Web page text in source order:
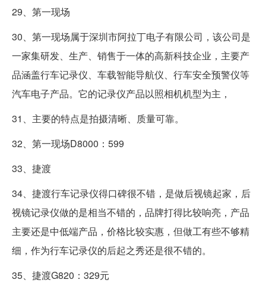
29、第一现场
30、第一现场属于深圳市阿拉丁电子有限公司，该公司是
一家集研发、生产、销售于一体的高新科技企业，主要产
品涵盖行车记录仪、车载智能导航仪、行车安全预警仪等
汽车电子产品。它的记录仪产品以照相机机型为主，
31、主要的特点是拍摄清晰、质量可靠。
32、第一现场D8000：599
33、捷渡
34、捷渡行车记录仪得口碑很不错，是做后视镜起家，后
视镜记录仪做的是相当不错的，品牌打得比较响亮，产品
主要还是中低端产品，价格比较实惠，但做工有些不够精
细，作为行车记录仪的后起之秀还是很不错的。
35、捷渡G820：329元